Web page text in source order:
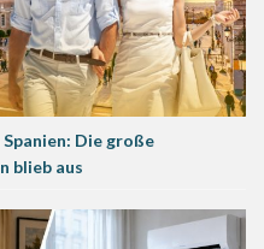
Die große
blieb aus